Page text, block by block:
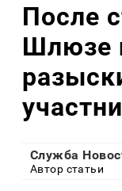
После
Шлюзе
Служба
Автор статьи